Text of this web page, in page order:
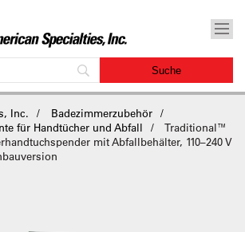
Inc.
Badezimmerzubehör
für Handtücher und Abfall
Traditional™
mit Abfallbehälter, 110–240 V